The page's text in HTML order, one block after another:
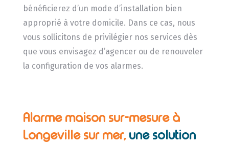
bénéficierez d’un mode d’installation bien
approprié à votre domicile. Dans ce cas, nous
vous sollicitons de privilégier nos services dès
que vous envisagez d’agencer ou de renouveler
la configuration de vos alarmes.
Alarme maison sur-mesure à
Longeville sur mer, une solution